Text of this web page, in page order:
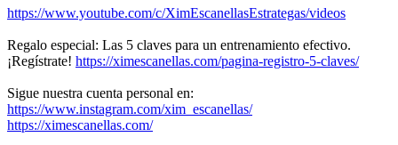
https://www.youtube.com/c/XimEscanellasEstrategas/videos
Regalo especial: Las 5 claves para un entrenamiento efectivo.
¡Regístrate! https://ximescanellas.com/pagina-registro-5-claves/
Sigue nuestra cuenta personal en:
https://www.instagram.com/xim_escanellas/
https://ximescanellas.com/